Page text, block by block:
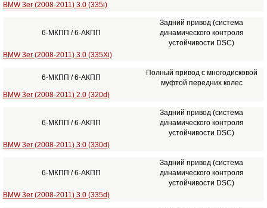
BMW 3er (2008-2011) 3.0 (335i)
6-МКПП / 6-АКПП
Задний привод (система
динамического контроля
устойчивости DSC)
BMW 3er (2008-2011) 3.0 (335Xi)
6-МКПП / 6-АКПП
Полный привод с многодисковой
муфтой передних колес
BMW 3er (2008-2011) 2.0 (320d)
6-МКПП / 6-АКПП
Задний привод (система
динамического контроля
устойчивости DSC)
BMW 3er (2008-2011) 3.0 (330d)
6-МКПП / 6-АКПП
Задний привод (система
динамического контроля
устойчивости DSC)
BMW 3er (2008-2011) 3.0 (335d)